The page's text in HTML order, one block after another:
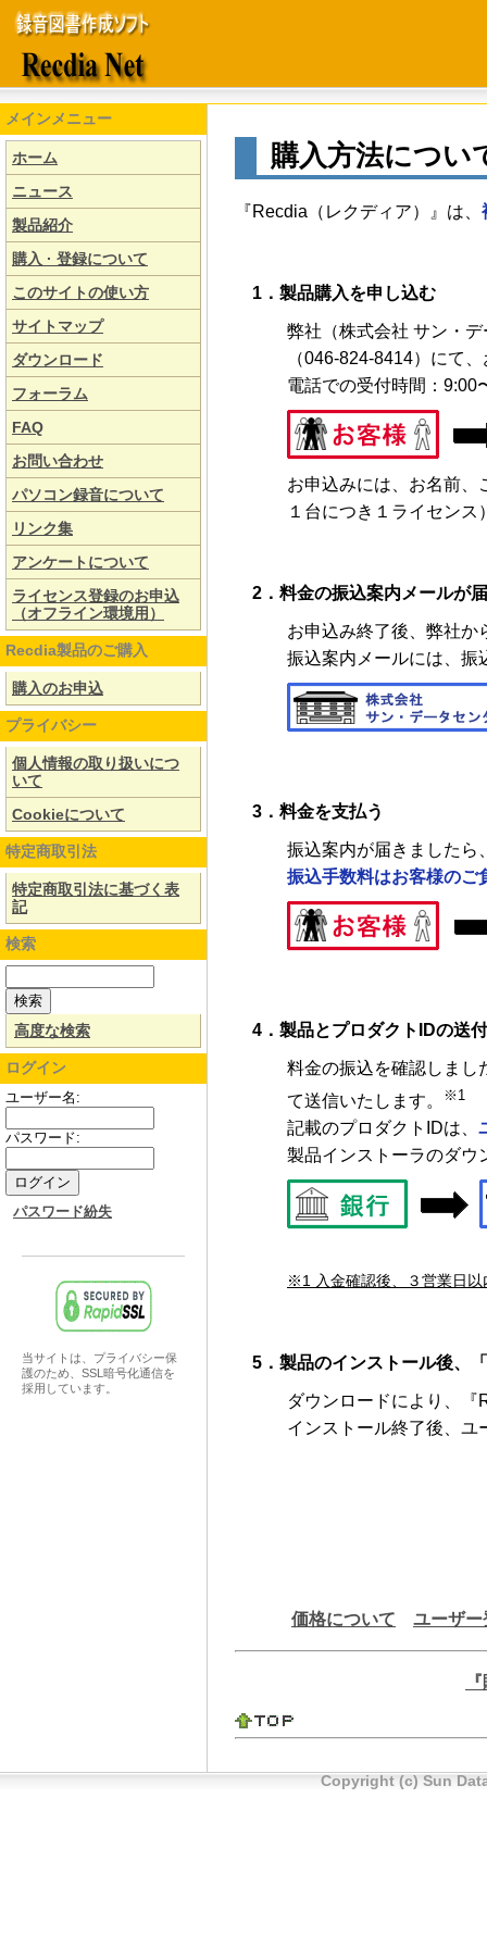
メインメニュー
ホーム
ニュース
製品紹介
購入 · 登録について
このサイトの使い方
サイトマップ
ダウンロード
フォーラム
FAQ
お問い合わせ
パソコン録音について
リンク集
アンケートについて
ライセンス登録のお申込
（オフライン環境用）
Recdia製品のご購入
購入のお申込
プライバシー
個人情報の取り扱いにつ
いて
Cookieについて
特定商取引法
特定商取引法に基づく表
記
検索
高度な検索
ログイン
ユーザー名:
パスワード:
パスワード紛失
当サイトは、プライバシー保
護のため、SSL暗号化通信を
採用しています。
購入方法につい
『Recdia（レクディア）』は、
1．製品購入を申し込む
弊社（株式会社 サン・
（046-824-8414）にて
電話での受付時間：9:00
お申込みには、お名前、
１台につき１ライセン
2．料金の振込案内メールが
お申込み終了後、弊社か
振込案内メールには、振
3．料金を支払う
振込案内が届きましたら
振込手数料はお客様のご
4．製品とプロダクトIDの送付
料金の振込を確認しまし
て送信いたします。
※1
記載のプロダクトIDは、
製品インストーラのダウ
※1 入金確認後、３営業日以
5．製品のインストール後、
ダウンロードにより、
インストール終了後、ユ
価格について ユーザー
Copyright (c) Sun